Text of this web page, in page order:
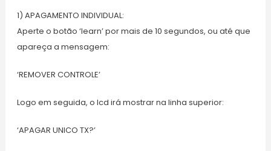
1) APAGAMENTO INDIVIDUAL:
Aperte o botão ‘learn’ por mais de 10 segundos, ou até que
apareça a mensagem:
‘REMOVER CONTROLE’
Logo em seguida, o lcd irá mostrar na linha superior:
‘APAGAR UNICO TX?’